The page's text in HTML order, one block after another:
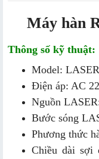
Máy hàn
Thông số kỹ thuật:
Model:
Điện áp: AC
Nguồn
Bước sóng
Phương thức
Chiều dài sợi